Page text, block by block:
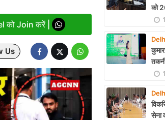
को Join करें |
Us
को
सेना